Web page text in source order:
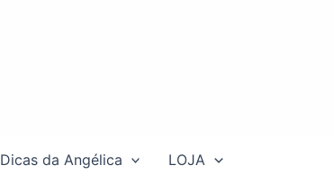
Dicas da Angélica
LOJA